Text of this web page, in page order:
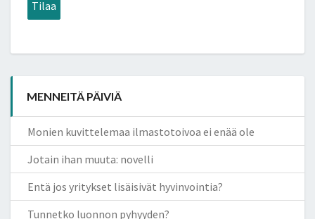
Tilaa
MENNEITÄ PÄIVIÄ
Monien kuvittelemaa ilmastotoivoa ei enää ole
Jotain ihan muuta: novelli
Entä jos yritykset lisäisivät hyvinvointia?
Tunnetko luonnon pyhyyden?